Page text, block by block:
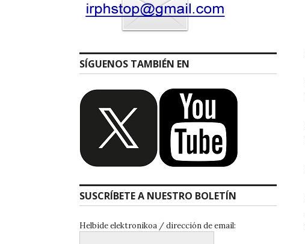
SÍGUENOS TAMBIÉN EN
SUSCRÍBETE A NUESTRO BOLETÍN
Helbide elektronikoa / dirección de email: